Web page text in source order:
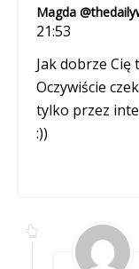
Magda
21:53
Jak dobrze Cię
Oczywiście
tylko przez
:))